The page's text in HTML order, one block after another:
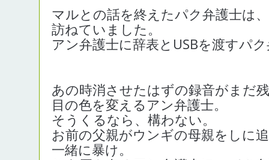
マルとの話を終えたパク弁護士は
訪ねていました。
アン弁護士に辞表とUSBを渡すパ
あの時消させたはずの録音がまだ
目の色を変えるアン弁護士。
そうくるなら、構わない。
お前の父親がウンギの母親をしに
一緒に暴け。